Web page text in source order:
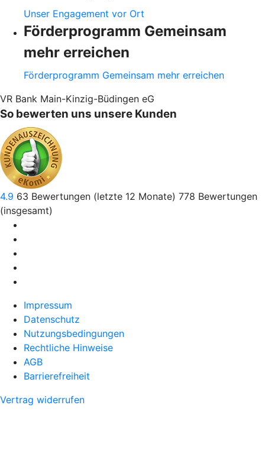
Unser Engagement vor Ort
Förderprogramm Gemeinsam
mehr erreichen
Förderprogramm Gemeinsam mehr erreichen
VR Bank Main-Kinzig-Büdingen eG
So bewerten uns unsere Kunden
4.9 63 Bewertungen (letzte 12 Monate) 778 Bewertungen
(insgesamt)
Impressum
Datenschutz
Nutzungsbedingungen
Rechtliche Hinweise
AGB
Barrierefreiheit
Vertrag widerrufen